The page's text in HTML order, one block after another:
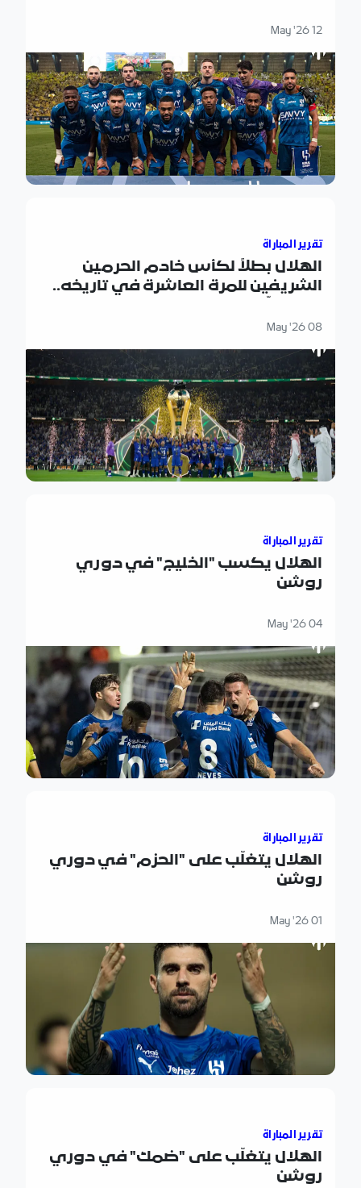
12 May '26
تقرير المباراة
الهلال بطلاً لكأس خادم الحرمين
الشريفين للمرة العاشرة في تاريخه..
النهائية
08 May '26
تقرير المباراة
الهلال يكسب "الخليج" في دوري
روشن
04 May '26
تقرير المباراة
الهلال يتغلّب على "الحزم" في دوري
روشن
01 May '26
تقرير المباراة
الهلال يتغلّب على "ضمك" في دوري
روشن